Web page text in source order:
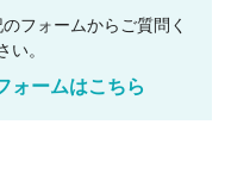
フォームからご質問く
い。
ォームはこちら